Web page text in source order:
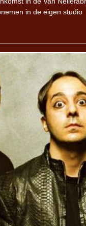
in de eigen studio